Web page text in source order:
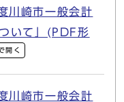
川崎市一般会計
いて」(PDF形
開く
川崎市一般会計